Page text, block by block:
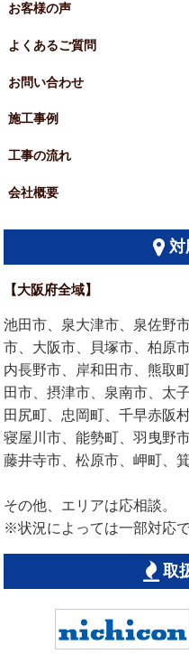
お客様の声
よくあるご質問
お問い合わせ
施工事例
工事の流れ
会社概要
対
【大阪府全域】
池田市、泉大津市、泉佐野
市、大阪市、貝塚市、柏原
内長野市、岸和田市、熊取
田市、摂津市、泉南市、太
田尻町、忠岡町、千早赤阪
寝屋川市、能勢町、羽曳野
藤井寺市、松原市、岬町、
その他、エリアは応相談。
※状況によっては一部対応
取